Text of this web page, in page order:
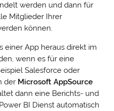
werden und dann für
Mitglieder Ihrer
können.
einer App heraus direkt im
wenn es für eine
Salesforce oder
der Microsoft AppSource
dann eine Berichts- und
BI Dienst automatisch